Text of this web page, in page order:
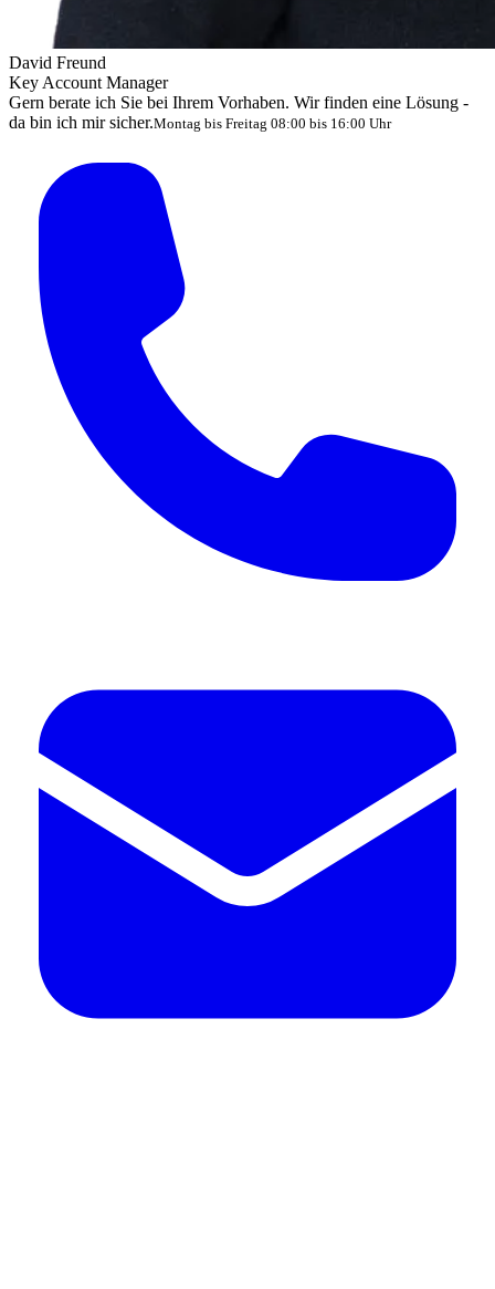
David Freund
Key Account Manager
Gern berate ich Sie bei Ihrem Vorhaben. Wir finden eine Lösung -
da bin ich mir sicher.Montag bis Freitag 08:00 bis 16:00 Uhr